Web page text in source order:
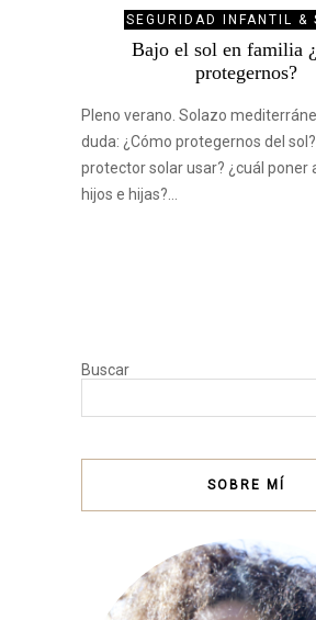
SEGURIDAD INFANTIL &
Bajo el sol en familia
protegernos?
Pleno verano. Solazo
duda: ¿Cómo protegernos del
protector solar usar? ¿cuál poner
hijos e hijas?…
Buscar
SOBRE MÍ